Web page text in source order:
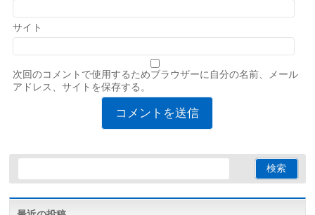
サイト
次回のコメントで使用するためブラウザーに自分の名前、メール
アドレス、サイトを保存する。